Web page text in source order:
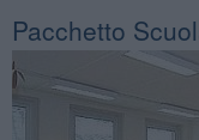
Pacchetto